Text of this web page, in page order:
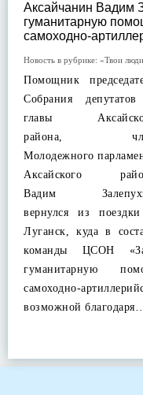
Аксайчанин Вадим
гуманитарную
самоходно-
Новость в рубрике: «Твои
Помощник
Собрания
главы
района,
Молодежного
Аксайского
Вадим
вернулся из
Луганск, куда в
команды ЦСОН
гуманитарную
самоходно-
возможной